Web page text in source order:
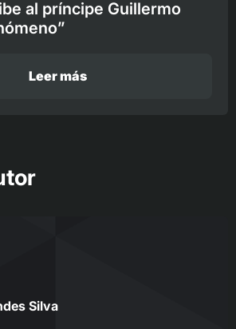
al príncipe Guillermo
Leer más
Silva